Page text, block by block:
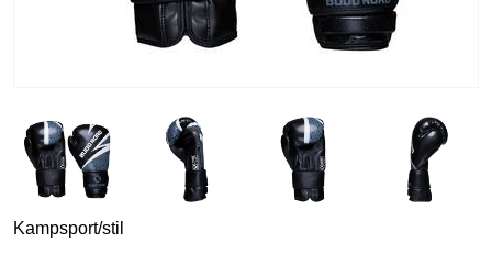
Kampsport/stil